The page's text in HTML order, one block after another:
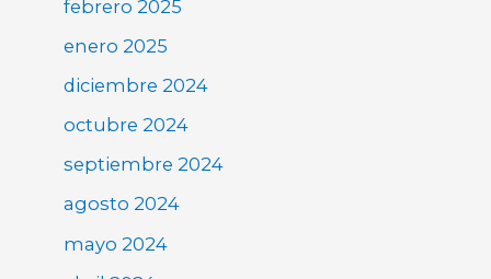
febrero 2025
enero 2025
diciembre 2024
octubre 2024
septiembre 2024
agosto 2024
mayo 2024